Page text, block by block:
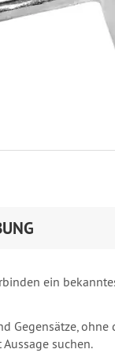
ein
Gegensätze,
suchen.